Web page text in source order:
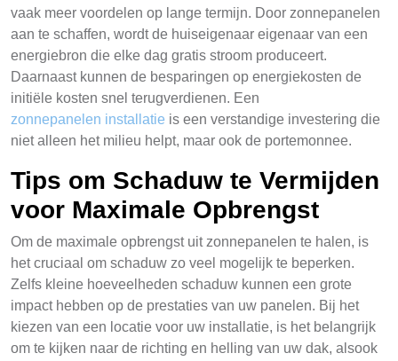
vaak meer voordelen op lange termijn. Door zonnepanelen
aan te schaffen, wordt de huiseigenaar eigenaar van een
energiebron die elke dag gratis stroom produceert.
Daarnaast kunnen de besparingen op energiekosten de
initiële kosten snel terugverdienen. Een
zonnepanelen installatie is een verstandige investering die
niet alleen het milieu helpt, maar ook de portemonnee.
Tips om Schaduw te Vermijden
voor Maximale Opbrengst
Om de maximale opbrengst uit zonnepanelen te halen, is
het cruciaal om schaduw zo veel mogelijk te beperken.
Zelfs kleine hoeveelheden schaduw kunnen een grote
impact hebben op de prestaties van uw panelen. Bij het
kiezen van een locatie voor uw installatie, is het belangrijk
om te kijken naar de richting en helling van uw dak, alsook